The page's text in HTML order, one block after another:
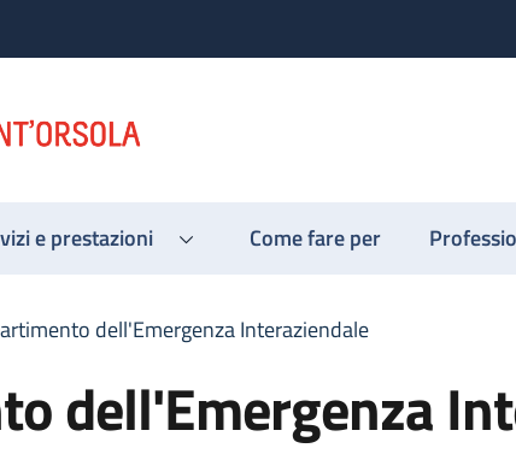
e prestazioni Come fare per
dell'Emergenza Interaziendale
dell'Emergenza